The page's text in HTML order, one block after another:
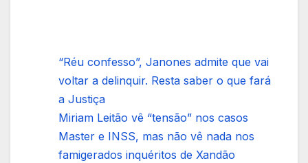
“Réu confesso”, Janones admite que vai
voltar a delinquir. Resta saber o que fará
a Justiça
Miriam Leitão vê “tensão” nos casos
Master e INSS, mas não vê nada nos
famigerados inquéritos de Xandão